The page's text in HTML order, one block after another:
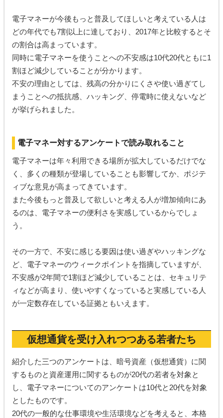
電子マネーが今後もっと普及してほしいと考えている人は
どの年代でも7割以上に達しており、2017年と比較するとそ
の割合は高まっています。
同時に電子マネーを使うことへの不安感は10代20代ともに1
割ほど減少していることが分かります。
不安の理由としては、残高の分かりにくさや使い過ぎてし
まうことへの抵抗感、ハッキング、停電時に使えないなど
が挙げられました。
電子マネー対するアンケートで読み取れること
電子マネーは年々利用できる場所が拡大しているだけでな
く、多くの種類が登場していることも影響してか、ポジテ
ィブな意見が高まってきています。
また今後もっと普及して欲しいと考える人が増加傾向にあ
るのは、電子マネーの便利さを実感しているからでしょ
う。
その一方で、不安に感じる要因は使い過ぎやハッキングな
ど、電子マネーのウィークポイントを指摘していますが、
不安感が2年間で1割ほど減少していることは、セキュリテ
ィなどが高まり、使いやすくなっていると実感している人
が一定数存在している証拠ともいえます。
仮想通貨を受け入れつつある若者たち
紹介した三つのアンケートは、暗号資産（仮想通貨）に関
するものと資産運用に関するものが20代の若者を対象と
し、電子マネーについてのアンケートは10代と20代を対象
としたものです。
20代の一般的な仕事環境や生活環境などを考えると、本格